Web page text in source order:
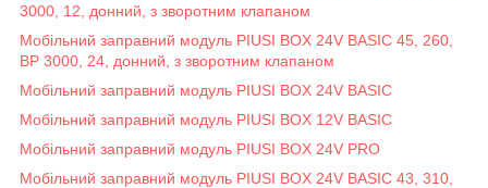
3000, 12, донний, з зворотним клапаном
Мобільний заправний модуль PIUSI BOX 24V BASIC 45, 260,
BP 3000, 24, донний, з зворотним клапаном
Мобільний заправний модуль PIUSI BOX 24V BASIC
Мобільний заправний модуль PIUSI BOX 12V BASIC
Мобільний заправний модуль PIUSI BOX 24V PRO
Мобільний заправний модуль PIUSI BOX 24V BASIC 43, 310,